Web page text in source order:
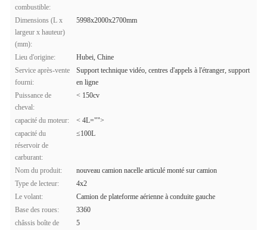
combustible:
Dimensions (L x
largeur x hauteur)
(mm):
5998x2000x2700mm
Lieu d'origine:
Hubei, Chine
Service après-vente
fourni:
Support technique vidéo, centres d'appels à l'étranger, support
en ligne
Puissance de
cheval:
< 150cv
capacité du moteur:
< 4L="">
capacité du
réservoir de
carburant:
≤100L
Nom du produit:
nouveau camion nacelle articulé monté sur camion
Type de lecteur:
4x2
Le volant:
Camion de plateforme aérienne à conduite gauche
Base des roues:
3360
châssis boîte de
5